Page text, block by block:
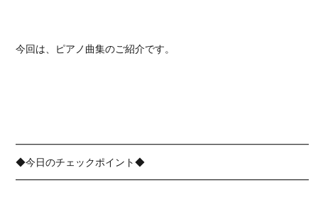
今回は、ピアノ曲集のご紹介です。
◆今日のチェックポイント◆